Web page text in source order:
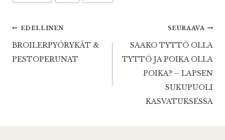
Artikkelien
selaus
EDELLINEN
BROILERPYÖRYKÄT &
PESTOPERUNAT
SEURAAVA
SAAKO TYTTÖ OLLA
TYTTÖ JA POIKA OLLA
POIKA? – LAPSEN
SUKUPUOLI
KASVATUKSESSA